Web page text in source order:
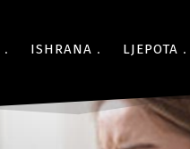
ISHRANA LJEPOTA